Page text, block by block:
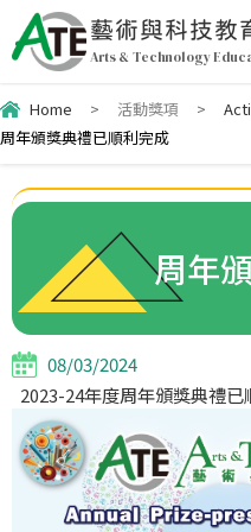
藝術與科技教
Arts & Technology
Home > 活動獎項 >
周年頒獎典禮已順利完成
周年
08/03/2024
2023-24年度周年頒獎典禮